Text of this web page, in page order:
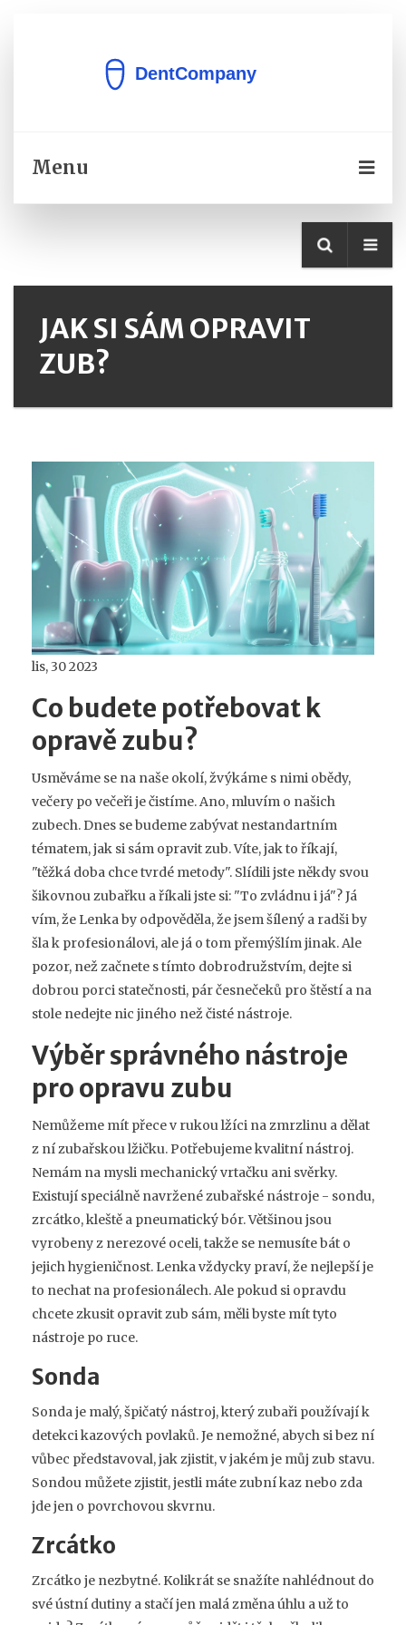
Menu
JAK SI SÁM OPRAVIT
ZUB?
lis, 30 2023
Co budete potřebovat k
opravě zubu?
Usměváme se na naše okolí, žvýkáme s nimi obědy,
večery po večeři je čistíme. Ano, mluvím o našich
zubech. Dnes se budeme zabývat nestandartním
tématem, jak si sám opravit zub. Víte, jak to říkají,
"těžká doba chce tvrdé metody". Slídili jste někdy svou
šikovnou zubařku a říkali jste si: "To zvládnu i já"? Já
vím, že Lenka by odpověděla, že jsem šílený a radši by
šla k profesionálovi, ale já o tom přemýšlím jinak. Ale
pozor, než začnete s tímto dobrodružstvím, dejte si
dobrou porci statečnosti, pár česnečeků pro štěstí a na
stole nedejte nic jiného než čisté nástroje.
Výběr správného nástroje
pro opravu zubu
Nemůžeme mít přece v rukou lžíci na zmrzlinu a dělat
z ní zubařskou lžičku. Potřebujeme kvalitní nástroj.
Nemám na mysli mechanický vrtačku ani svěrky.
Existují speciálně navržené zubařské nástroje - sondu,
zrcátko, kleště a pneumatický bór. Většinou jsou
vyrobeny z nerezové oceli, takže se nemusíte bát o
jejich hygieničnost. Lenka vždycky praví, že nejlepší je
to nechat na profesionálech. Ale pokud si opravdu
chcete zkusit opravit zub sám, měli byste mít tyto
nástroje po ruce.
Sonda
Sonda je malý, špičatý nástroj, který zubaři používají k
detekci kazových povlaků. Je nemožné, abych si bez ní
vůbec představoval, jak zjistit, v jakém je můj zub stavu.
Sondou můžete zjistit, jestli máte zubní kaz nebo zda
jde jen o povrchovou skvrnu.
Zrcátko
Zrcátko je nezbytné. Kolikrát se snažíte nahlédnout do
své ústní dutiny a stačí jen malá změna úhlu a už to